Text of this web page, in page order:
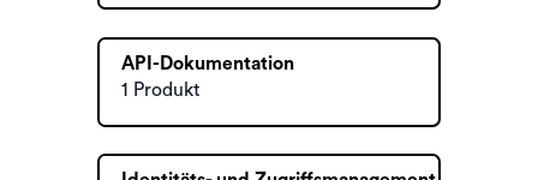
API-Dokumentation
1 Produkt